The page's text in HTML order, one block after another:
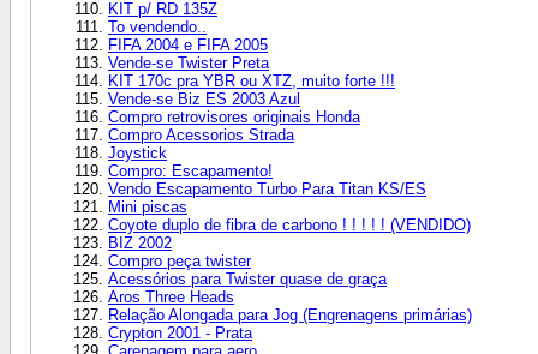
KIT p/ RD 135Z
To vendendo..
FIFA 2004 e FIFA 2005
Vende-se Twister Preta
KIT 170c pra YBR ou XTZ, muito forte !!!
Vende-se Biz ES 2003 Azul
Compro retrovisores originais Honda
Compro Acessorios Strada
Joystick
Compro: Escapamento!
Vendo Escapamento Turbo Para Titan KS/ES
Mini piscas
Coyote duplo de fibra de carbono ! ! ! ! ! (VENDIDO)
BIZ 2002
Compro peça twister
Acessórios para Twister quase de graça
Aros Three Heads
Relação Alongada para Jog (Engrenagens primárias)
Crypton 2001 - Prata